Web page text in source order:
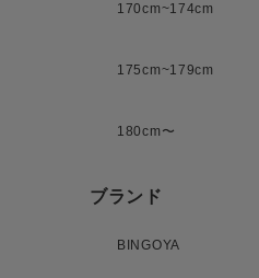
ロ
170cm~174cm
175cm~179cm
180cm〜
ブランド
BINGOYA